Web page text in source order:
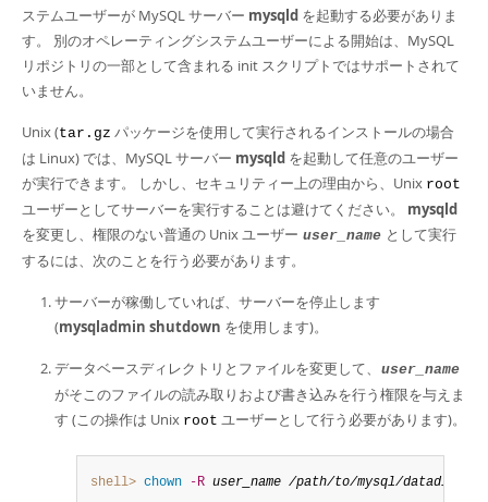
ステムユーザーが MySQL サーバー mysqld を起動する必要がありま
す。 別のオペレーティングシステムユーザーによる開始は、MySQL
リポジトリの一部として含まれる init スクリプトではサポートされて
いません。
Unix (tar.gz パッケージを使用して実行されるインストールの場合
は Linux) では、MySQL サーバー mysqld を起動して任意のユーザー
が実行できます。 しかし、セキュリティー上の理由から、Unix root
ユーザーとしてサーバーを実行することは避けてください。 mysqld
を変更し、権限のない普通の Unix ユーザー user_name として実行
するには、次のことを行う必要があります。
サーバーが稼働していれば、サーバーを停止します
(mysqladmin shutdown を使用します)。
データベースディレクトリとファイルを変更して、 user_name
がそこのファイルの読み取りおよび書き込みを行う権限を与えま
す (この操作は Unix root ユーザーとして行う必要があります)。
shell> chown -R user_name /path/to/mysql/datadir